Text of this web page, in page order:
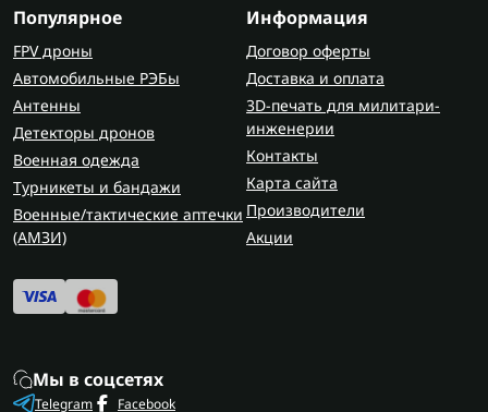
Популярное
FPV дроны
Автомобильные РЭБы
Антенны
Детекторы дронов
Военная одежда
Турникеты и бандажи
Военные/тактические аптечки
(AMЗИ)
Информация
Договор оферты
Доставка и оплата
3D-печать для милитари-
инженерии
Контакты
Карта сайта
Производители
Акции
Мы в соцсетях
Telegram Facebook